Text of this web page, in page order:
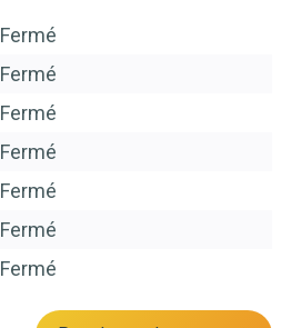
Fermé
Fermé
Fermé
Fermé
Fermé
Fermé
Fermé